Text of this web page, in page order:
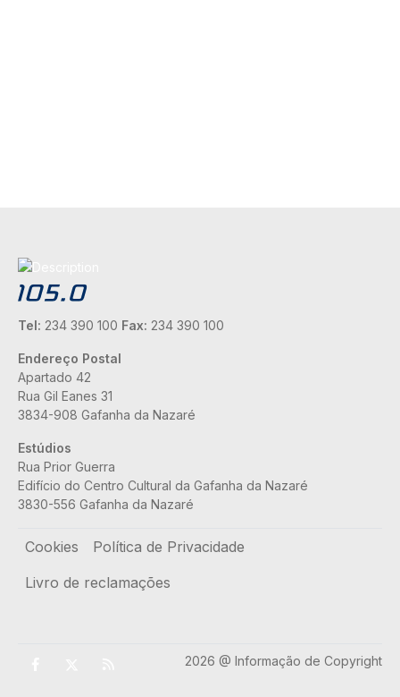
Tel: 234 390 100 Fax: 234 390 100
Endereço Postal
Apartado 42
Rua Gil Eanes 31
3834-908 Gafanha da Nazaré
Estúdios
Rua Prior Guerra
Edifício do Centro Cultural da Gafanha da Nazaré
3830-556 Gafanha da Nazaré
Rodapé
Cookies
Política de Privacidade
Livro de reclamações
2026 @ Informação de Copyright